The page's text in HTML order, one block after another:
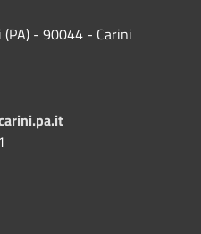
- 90044 - Carini